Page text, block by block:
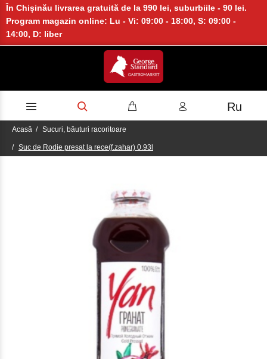
În Chișinău livrarea gratuită de la 990 lei, suburbiile - 90 lei.
Program magazin online: Lu - Vi: 09:00 - 18:00, S: 09:00 -
14:00, D: liber
Ru
Acasă Sucuri, băuturi racoritoare
Suc de Rodie presat la rece(f.zahar) 0.93l